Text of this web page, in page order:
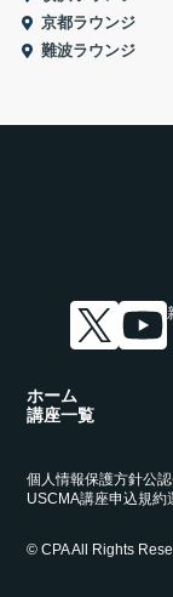
京都ラウンジ
難波ラウンジ
ホーム
講座一覧
個人情報保護方針公
USCMA講座申込規約
© CPA All Rights